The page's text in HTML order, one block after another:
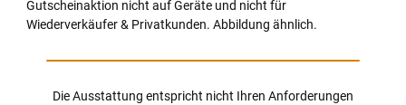
Gutscheinaktion nicht auf Geräte und nicht für
Wiederverkäufer & Privatkunden. Abbildung ähnlich.
Die Ausstattung entspricht nicht Ihren Anforderungen